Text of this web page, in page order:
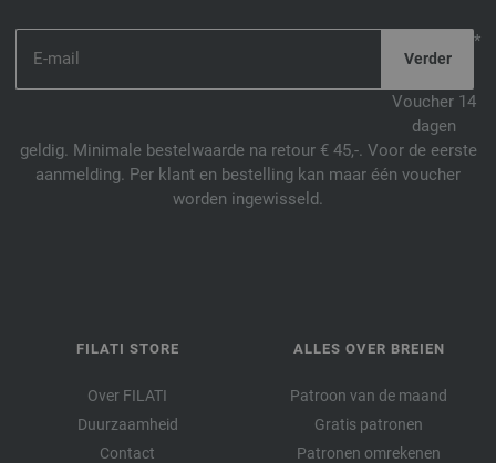
*
Voucher 14
dagen
geldig. Minimale bestelwaarde na retour € 45,-. Voor de eerste
aanmelding. Per klant en bestelling kan maar één voucher
worden ingewisseld.
FILATI STORE
Over FILATI
Duurzaamheid
Contact
ALLES OVER BREIEN
Patroon van de maand
Gratis patronen
Patronen omrekenen